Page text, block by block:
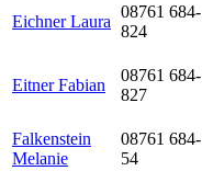
Eichner Laura
08761 684-
824
Eitner Fabian
08761 684-
827
Falkenstein
Melanie
08761 684-
54